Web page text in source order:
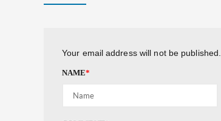
Your email address will not be published.
NAME*